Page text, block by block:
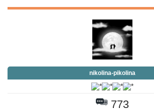
nikolina-pikolina
773